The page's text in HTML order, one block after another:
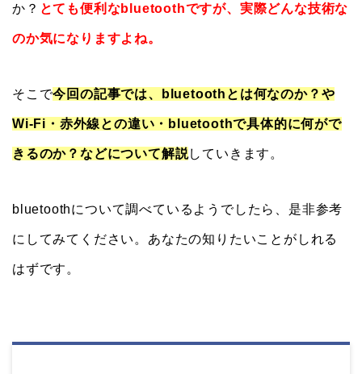
か？ とても便利なbluetoothですが、実際どんな技術な
のか気になりますよね。
そこで今 回の記事では、bluetoothとは何なのか？や
Wi-Fi・赤外線との違い・bluetoothで具体的に何がで
きるのか？などについて解説していきます。
bluetoothについて調べているようでしたら、是非参考
にしてみてください。あなたの知りたいことがしれる
はずです。